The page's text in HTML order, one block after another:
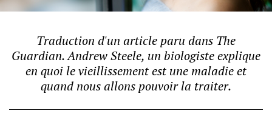
Traduction d'un article paru dans The
Guardian. Andrew Steele, un biologiste explique
en quoi le vieillissement est une maladie et
quand nous allons pouvoir la traiter.